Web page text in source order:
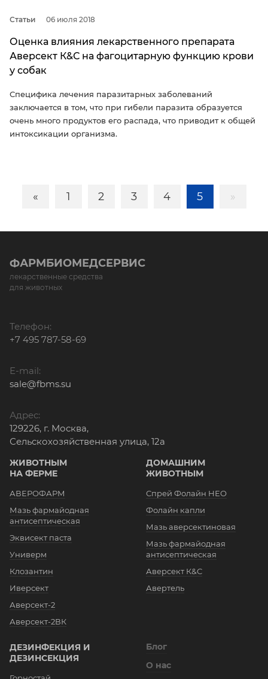
Статьи 06 июля 2018
Оценка влияния лекарственного препарата
Аверсект К&С на фагоцитарную функцию крови
у собак
Специфика лечения паразитарных заболеваний
заключается в том, что при гибели паразита образуется
очень много продуктов его распада, что приводит к общей
интоксикации организма.
« 1 2 3 4 5 »
ФАРМБИОМЕДСЕРВИС
лекарственные средства
для животных
Телефон:
+7 495 787-58-69
E-mail:
sale@fbms.su
Адрес:
129226, г. Москва,
Сельскохозяйственная улица, 12а
ЖИВОТНЫМ
НА ФЕРМЕ
АВЕРОФАРМ
Мазь фармайодная
антисептическая
Эквисект паста
Универм
Клозантин
Иверсект
Аверсект-2
Аверсект-2ВК
ДОМАШНИМ
ЖИВОТНЫМ
Спрей Фолайн НЕО
Фолайн капли
Мазь аверсектиновая
Мазь фармайодная
антисептическая
Аверсект К&С
Авертель
ДЕЗИНФЕКЦИЯ И
ДЕЗИНСЕКЦИЯ
Блог
О нас